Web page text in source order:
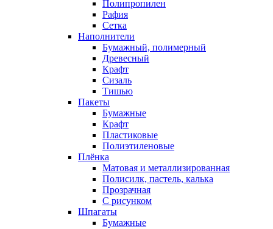
Полипропилен
Рафия
Сетка
Наполнители
Бумажный, полимерный
Древесный
Крафт
Сизаль
Тишью
Пакеты
Бумажные
Крафт
Пластиковые
Полиэтиленовые
Плёнка
Матовая и металлизированная
Полисилк, пастель, калька
Прозрачная
С рисунком
Шпагаты
Бумажные